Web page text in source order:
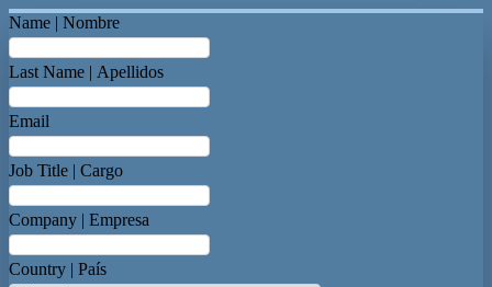
Name | Nombre
Last Name | Apellidos
Email
Job Title | Cargo
Company | Empresa
Country | País